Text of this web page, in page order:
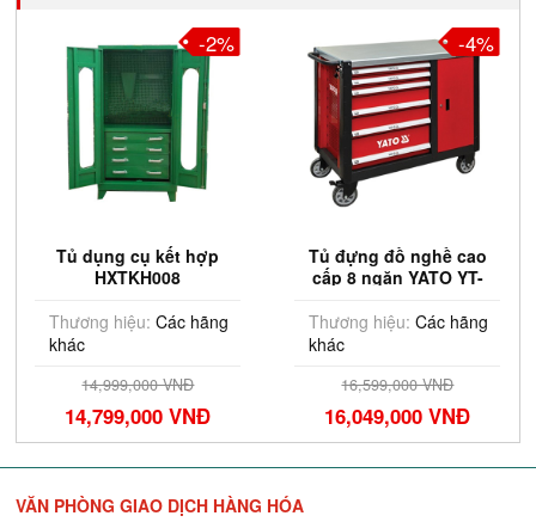
Tủ dụng cụ kết hợp
HXTKH008
Thương hiệu: Các hãng
khác
14,999,000 VNĐ
14,799,000 VNĐ
-2%
Tủ đựng đồ nghề cao
cấp 8 ngăn YATO YT-
Thương hiệu: Các hãng
khác
16,599,000 VNĐ
16,049,000 VNĐ
-4%
VĂN PHÒNG GIAO DỊCH HÀNG HÓA